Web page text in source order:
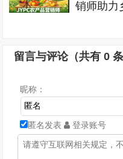
销师助力
留言与评论（共有0
昵称：
匿名发表 登录账号